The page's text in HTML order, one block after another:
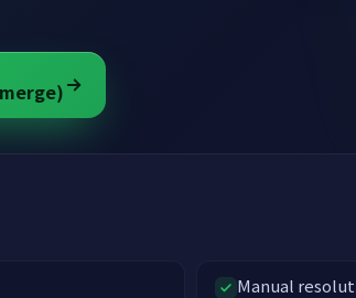
Manual